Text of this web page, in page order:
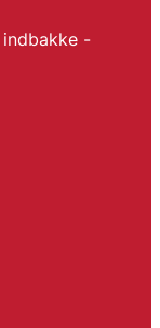
-